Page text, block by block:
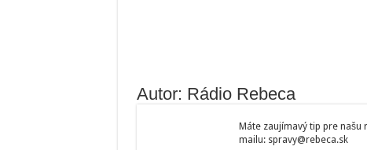
Autor: Rádio Rebeca
Máte zaujímavý tip pre
mailu: spravy@rebeca.sk